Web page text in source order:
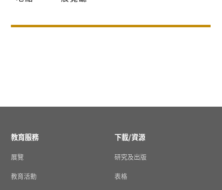
教育服務
展覽
教育活動
下載/資源
研究及出版
表格